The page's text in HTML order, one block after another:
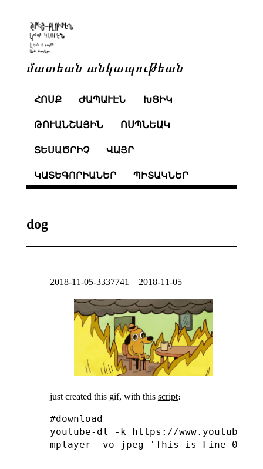
մատեան անկապութեան
ՀՈՍՔ ԺԱՊԱՒԷՆ ԽՑԻԿ
ԹՈՒԱՆՇԱՅԻՆ ՈՍՊՆԵԱԿ
ՏԵՍԱԾՐԻՉ ՎԱՅՐ
ԿԱՏԵԳՈՐԻԱՆԵՐ ՊԻՏԱԿՆԵՐ
dog
2018-11-05-3337741 – 2018-11-05
just created this gif, with this script։
#download
youtube-dl -k https://
mplayer -vo jpeg 'This is Fine-